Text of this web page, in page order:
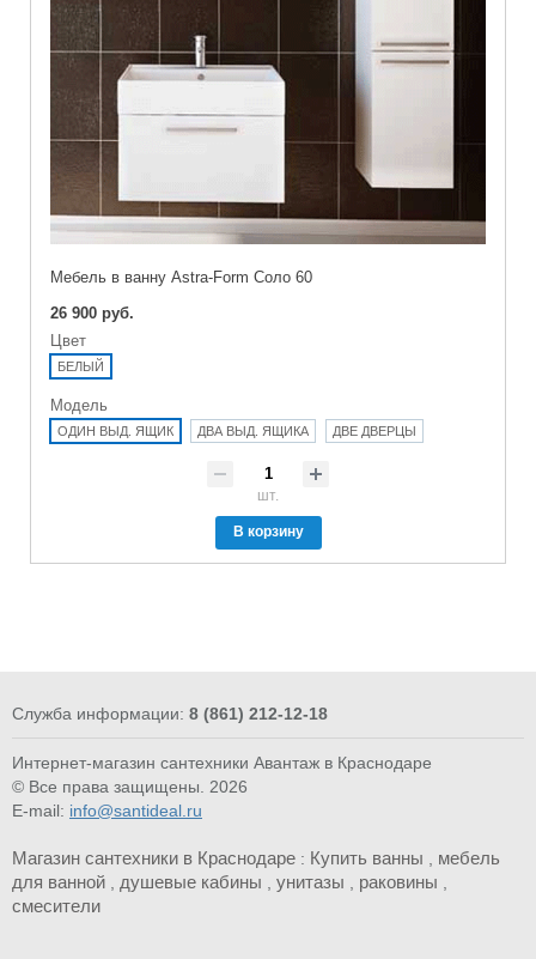
Мебель в ванну Astra-Form Соло 60
26 900 руб.
Цвет
БЕЛЫЙ
Модель
ОДИН ВЫД. ЯЩИК ДВА ВЫД. ЯЩИКА ДВЕ ДВЕРЦЫ
шт.
В корзину
Служба информации: 8 (861) 212-12-18
Интернет-магазин сантехники Авантаж в Краснодаре
© Все права защищены. 2026
E-mail: info@santideal.ru
Магазин сантехники в Краснодаре : Купить ванны , мебель
для ванной , душевые кабины , унитазы , раковины ,
смесители